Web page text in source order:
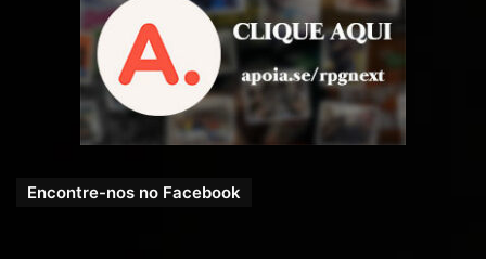
Encontre-nos no Facebook